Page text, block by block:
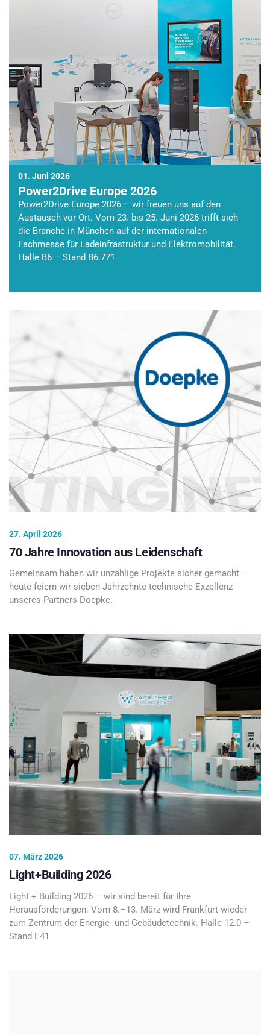
01. Juni 2026
Power2Drive Europe 2026
Power2Drive Europe 2026 – wir freuen uns auf den
Austausch vor Ort. Vom 23. bis 25. Juni 2026 trifft sich
die Branche in München auf der internationalen
Fachmesse für Ladeinfrastruktur und Elektromobilität.
Halle B6 – Stand B6.771
27. April 2026
70 Jahre Innovation aus Leidenschaft
Gemeinsam haben wir unzählige Projekte sicher gemacht –
heute feiern wir sieben Jahrzehnte technische Exzellenz
unseres Partners Doepke.
07. März 2026
Light+Building 2026
Light + Building 2026 – wir sind bereit für Ihre
Herausforderungen. Vom 8.–13. März wird Frankfurt wieder
zum Zentrum der Energie- und Gebäudetechnik. Halle 12.0 –
Stand E41